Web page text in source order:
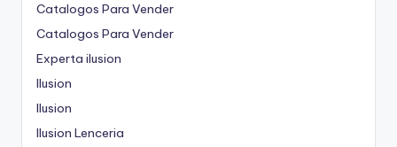
Catalogos Para Vender
Catalogos Para Vender
Experta ilusion
Ilusion
Ilusion
Ilusion Lenceria